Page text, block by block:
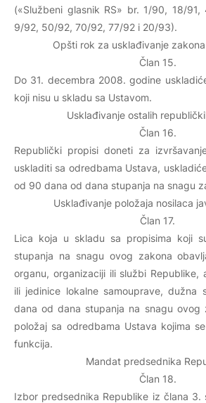
(«Službeni glasnik RS» br. 1/90, 18/91,
9/92, 50/92, 70/92, 77/92 i 20/93).
Opšti rok za usklađivanje
Član 15.
Do 31. decembra 2008. godine
koji nisu u skladu sa Ustavom.
Usklađivanje ostalih
Član 16.
Republički propisi doneti za
uskladiti sa odredbama Ustava,
od 90 dana od dana stupanja na snagu
Usklađivanje položaja nosilaca
Član 17.
Lica koja u skladu sa propisima koji
stupanja na snagu ovog zakona
organu, organizaciji ili službi Republike,
ili jedinice lokalne samouprave,
dana od dana stupanja na snagu ovog
položaj sa odredbama Ustava kojima
funkcija.
Mandat predsednika
Član 18.
Izbor predsednika Republike iz člana